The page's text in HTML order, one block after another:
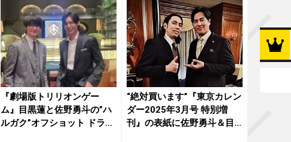
『劇場版トリリオンゲー
ム』目黒蓮と佐野勇斗の”ハ
ルガク”オフショット ドラマ
“絶対買います”『東京カレン
ダー2025年3月号 特別増
刊』の表紙に佐野勇斗＆目...